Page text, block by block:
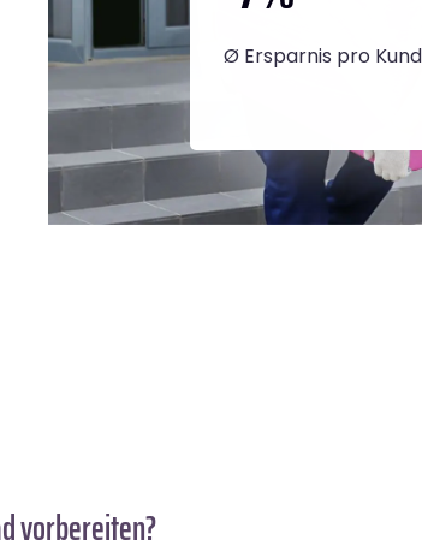
Ø Ersparnis pro
vorbereiten?